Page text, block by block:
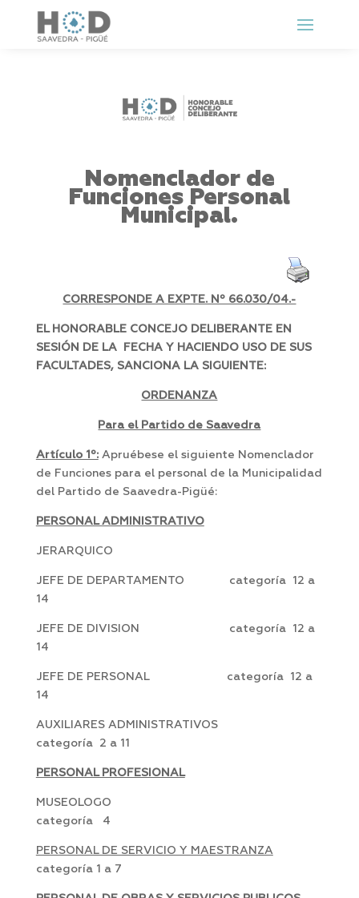
Nomenclador de
Funciones Personal
Municipal.
CORRESPONDE A EXPTE. Nº 66.030/04.-
EL HONORABLE CONCEJO DELIBERANTE EN
SESIÓN DE LA FECHA Y HACIENDO USO DE SUS
FACULTADES, SANCIONA LA SIGUIENTE:
ORDENANZA
Para el Partido de Saavedra
Artículo 1º:Apruébese el siguiente Nomenclador
de Funciones para el personal de la Municipalidad
del Partido de Saavedra-Pigüé:
PERSONAL ADMINISTRATIVO
JERARQUICO
JEFE DE DEPARTAMENTO categoría 12 a
14
JEFE DE DIVISION categoría 12 a
14
JEFE DE PERSONAL categoría 12 a
14
AUXILIARES ADMINISTRATIVOS
categoría 2 a 11
PERSONAL PROFESIONAL
MUSEOLOGO
categoría 4
PERSONAL DE SERVICIO Y MAESTRANZA
categoría 1 a 7